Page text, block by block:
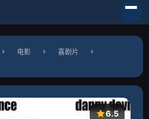
电影
喜剧片
6.5